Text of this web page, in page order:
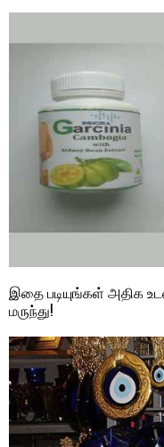
இதை படியுங்கள் அதிக
மருந்து!